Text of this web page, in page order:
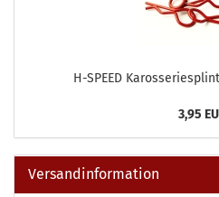
H-SPEED
3,95
Versandinformation